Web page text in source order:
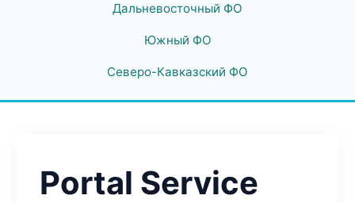
Дальневосточный ФО
Южный ФО
Северо-Кавказский ФО
Portal Service